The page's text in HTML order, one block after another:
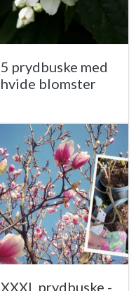
5 prydbuske med
hvide blomster
XXXL prydbuske -